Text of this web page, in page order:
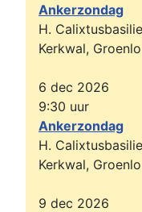
Ankerzondag
H.
Kerkwal, Groenlo
6 dec 2026
9:30 uur
Ankerzondag
H.
Kerkwal, Groenlo
9 dec 2026